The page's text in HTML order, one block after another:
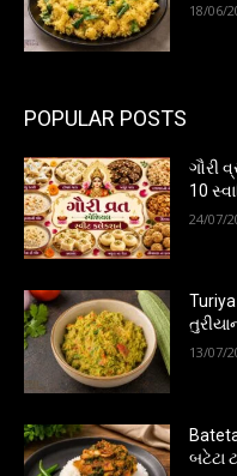
18/06/
POPULAR POSTS
ગૌરી
10
24/07/
13/07/
બટેટા